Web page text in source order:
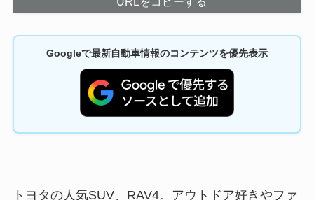
Googleで最新自動車情報のコンテンツを優先表示
トヨタの人気SUV、RAV4。アウトドア好きやファ